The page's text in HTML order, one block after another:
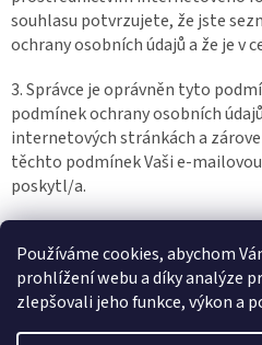
Používáme cookies, abychom
prohlížení webu a díky analýze
zlepšovali jeho funkce, výkon a
souhlasu potvrzujete, že jste
ochrany osobních údajů a že je v
3. Správce je oprávněn tyto
podmínek ochrany osobních
internetových stránkách a
těchto podmínek Vaši e-
poskytl/a.
Tyto podmínky nabývají účinnosti